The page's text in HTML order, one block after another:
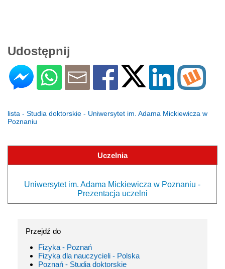
Udostępnij
lista - Studia doktorskie - Uniwersytet im. Adama Mickiewicza w
Poznaniu
Uczelnia
Uniwersytet im. Adama Mickiewicza w Poznaniu -
Prezentacja uczelni
Przejdź do
Fizyka - Poznań
Fizyka dla nauczycieli - Polska
Poznań - Studia doktorskie